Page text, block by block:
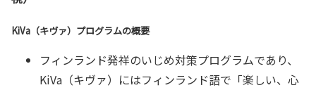
KiVa（キヴァ）プログラムの概要
フィンランド発祥のいじめ対策プログラムであり、
KiVa（キヴァ）にはフィンランド語で「楽しい、心